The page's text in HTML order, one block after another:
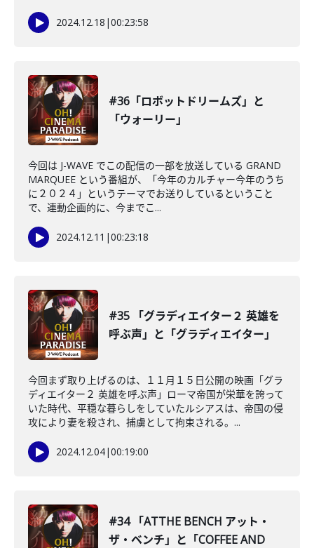
2024.12.18 |00:23:58
#36「ロボットドリームズ」と
「ウォーリー」
今回は J-WAVE でこの配信の一部を放送している GRAND
MARQUEE という番組が、「今年のカルチャー今年のうち
に２０２４」というテーマでお送りしているということ
で、連動企画的に、今までこ...
2024.12.11 |00:23:18
#35 「グラディエイター２ 英雄を
呼ぶ声」と「グラディエイター」
今回まず取り上げるのは、１１月１５日公開の映画「グラ
ディエイター２ 英雄を呼ぶ声」ローマ帝国が栄華を誇って
いた時代、平穏な暮らしをしていたルシアスは、帝国の侵
攻により妻を殺され、捕虜として拘束される。...
2024.12.04|00:19:00
#34 「ATTHE BENCH アット・
ザ・ベンチ」と「COFFEE AND